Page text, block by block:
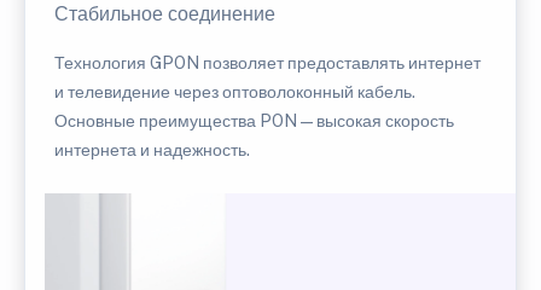
Стабильное соединение
Технология GPON позволяет предоставлять интернет
и телевидение через оптоволоконный кабель.
Основные преимущества PON — высокая скорость
интернета и надежность.